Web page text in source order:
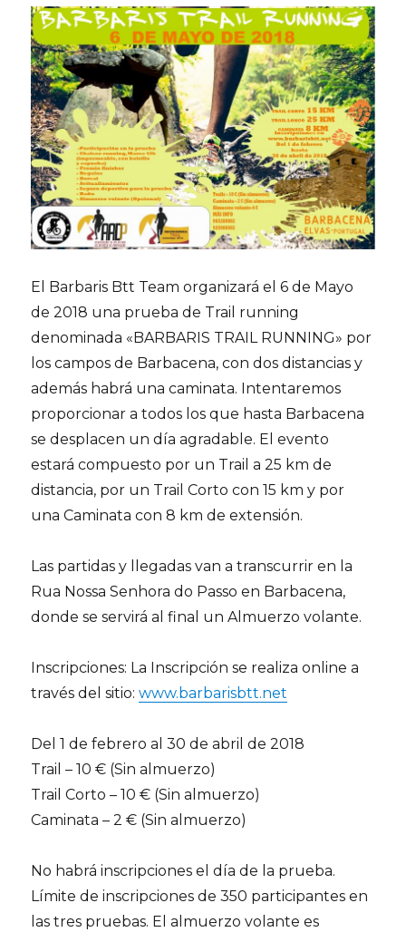
El Barbaris Btt Team organizará el 6 de Mayo
de 2018 una prueba de Trail running
denominada «BARBARIS TRAIL RUNNING» por
los campos de Barbacena, con dos distancias y
además habrá una caminata. Intentaremos
proporcionar a todos los que hasta Barbacena
se desplacen un día agradable. El evento
estará compuesto por un Trail a 25 km de
distancia, por un Trail Corto con 15 km y por
una Caminata con 8 km de extensión.
Las partidas y llegadas van a transcurrir en la
Rua Nossa Senhora do Passo en Barbacena,
donde se servirá al final un Almuerzo volante.
Inscripciones: La Inscripción se realiza online a
través del sitio:www.barbarisbtt.net
Del 1 de febrero al 30 de abril de 2018
Trail – 10 € (Sin almuerzo)
Trail Corto – 10 € (Sin almuerzo)
Caminata – 2 € (Sin almuerzo)
No habrá inscripciones el día de la prueba.
Límite de inscripciones de 350 participantes en
las tres pruebas. El almuerzo volante es